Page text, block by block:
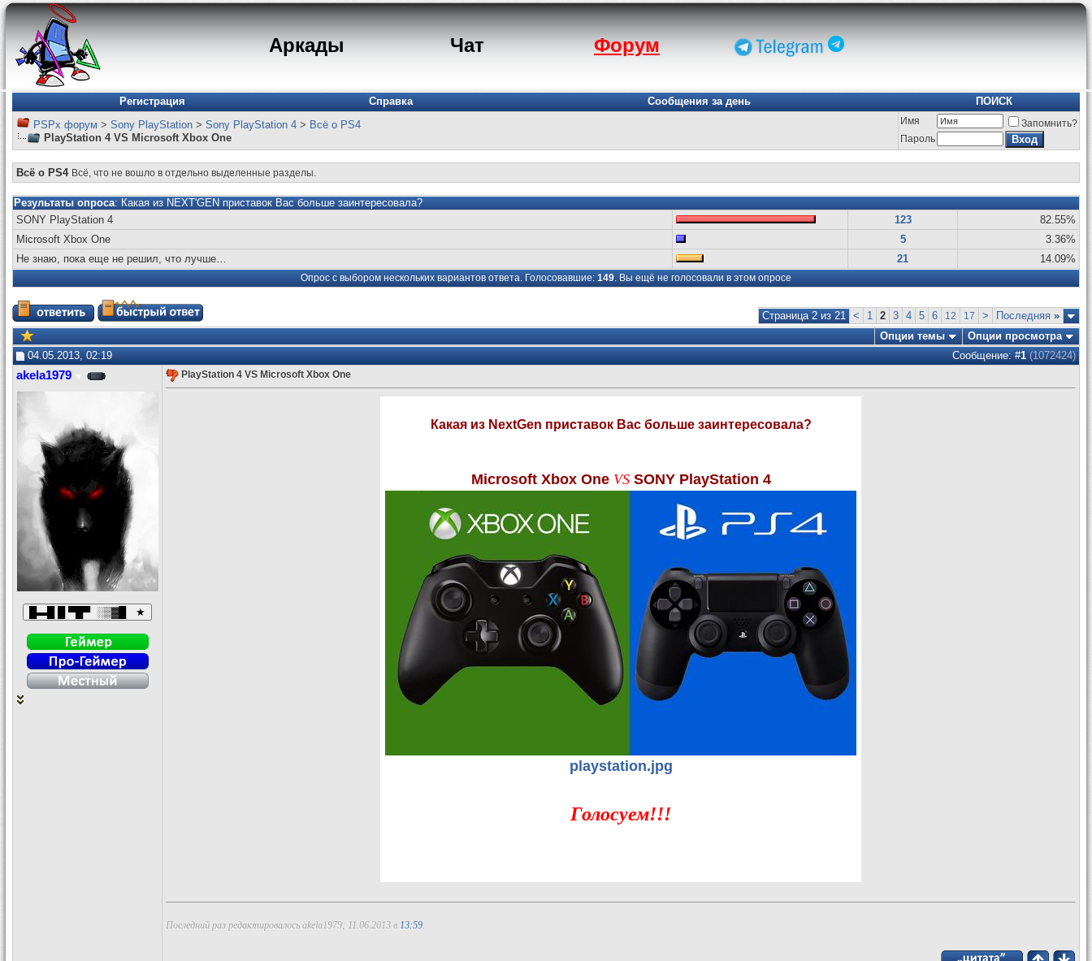
Аркады Чат Форум
Регистрация Справка Сообщения за день
ПОИСК
PSPx форум > Sony PlayStation > Sony PlayStation 4 > Всё о PS4
PlayStation 4 VS Microsoft Xbox One
Имя
Запомнить?
Пароль
Всё о PS4 Всё, что не вошло в отдельно выделенные разделы.
Результаты опроса: Какая из NEXT'GEN приставок Вас больше заинтересовала?
SONY PlayStation 4
123
82.55%
Microsoft Xbox One
5
3.36%
Не знаю, пока еще не решил, что лучше…
21 14.09%
Опрос с выбором нескольких вариантов ответа. Голосовавшие: 149. Вы ещё не голосовали в этом опросе
Страница 2 из 21 < 1 2 3 4 5 6 12 17 > Последняя »
Опции темы
Опции просмотра
04.05.2013, 02:19
Сообщение: #1(1072424)
akela1979 PlayStation 4 VS Microsoft Xbox One
Какая из NextGen приставок Вас больше заинтересовала?
Microsoft Xbox One VS SONY PlayStation 4
playstation.jpg
Голосуем!!!
Последний раз редактировалось akela1979; 11.06.2013 в 13:59.